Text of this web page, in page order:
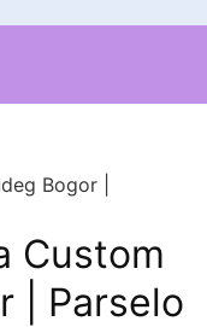
Bogor |
Custom
| Parselo